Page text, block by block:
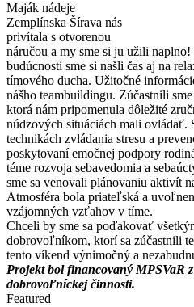
Maják nádeje
Zemplínska Šírava nás
privítala s otvorenou
náručou a my sme si ju užili
budúcnosti sme si našli čas aj na
tímového ducha. Užitočné
nášho teambuildingu. Zúčastnili
ktorá nám pripomenula dôležité
núdzových situáciách mali ovládať.
technikách zvládania stresu a
poskytovaní emočnej podpory
téme rozvoja sebavedomia a
sme sa venovali plánovaniu aktivít
Atmosféra bola priateľská a
vzájomných vzťahov v tíme.
Chceli by sme sa poďakovať
dobrovoľníkom, ktorí sa zúčastnili
tento víkend výnimočný a
Projekt bol financovaný MPSVaR
dobrovoľníckej činnosti.
Featured